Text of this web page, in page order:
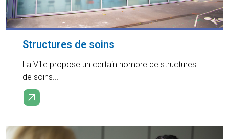
Structures de soins
La Ville propose un certain nombre de structures
de soins...
EN SAVOIR PLUS